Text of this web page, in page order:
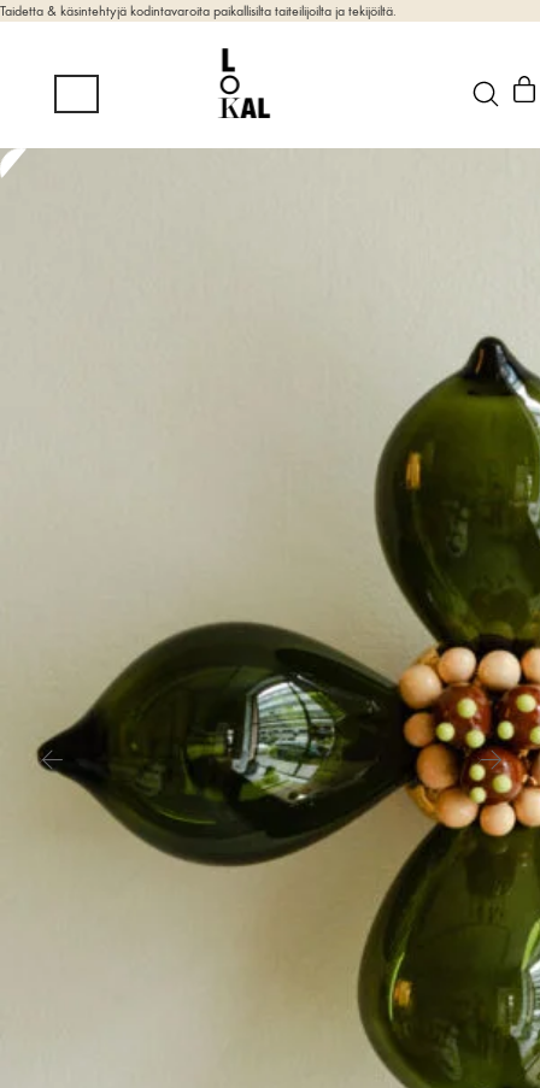
Taidetta & käsintehtyjä kodintavaroita paikallisilta taiteilijoilta ja tekijöiltä.